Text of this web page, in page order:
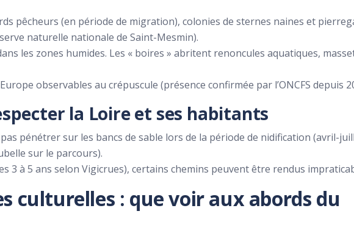
pêcheurs (en période de migration), colonies de sternes naines et
naturelle nationale de Saint-Mesmin).
les zones humides. Les « boires » abritent renoncules aquatiques,
observables au crépuscule (présence confirmée par l’ONCFS depuis
la Loire et ses habitants
pénétrer sur les bancs de sable lors de la période de nidification (avril-
sur le parcours).
3 à 5 ans selon Vigicrues), certains chemins peuvent être rendus
culturelles : que voir aux abords du